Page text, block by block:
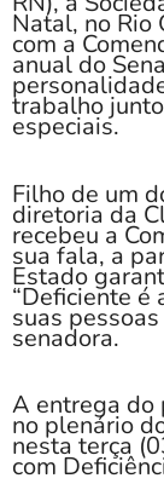
Natal, no Rio
com a
anual do
trabalho
especiais.
Filho de um
diretoria da
recebeu a
sua fala, a
Estado
“Deficiente é
suas
senadora.
A entrega do
no plenário
nesta terça
com